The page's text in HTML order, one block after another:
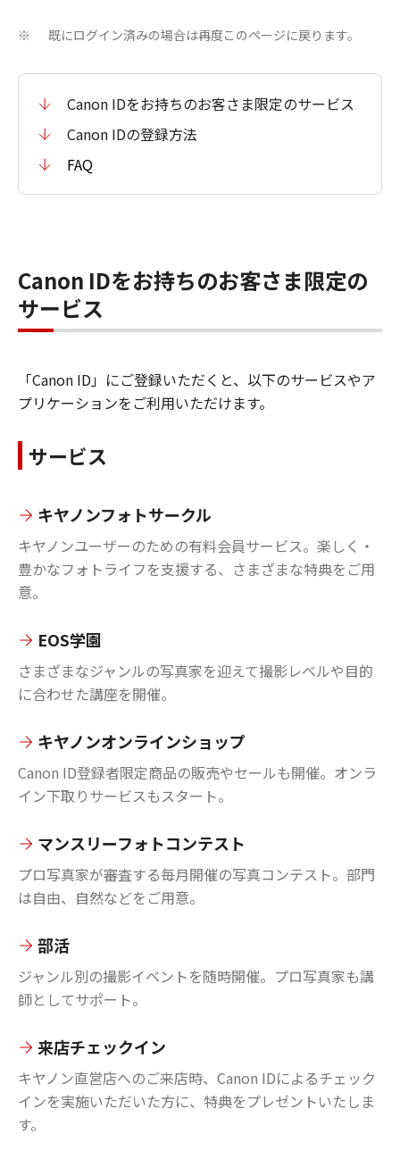
※ 既にログイン済みの場合は再度このページに戻ります。
Canon IDをお持ちのお客さま限定のサービス
Canon IDの登録方法
FAQ
Canon IDをお持ちのお客さま限定の
サービス
「Canon ID」にご登録いただくと、以下のサービスやア
プリケーションをご利用いただけます。
サービス
キヤノンフォトサークル
キヤノンユーザーのための有料会員サービス。楽しく・
豊かなフォトライフを支援する、さまざまな特典をご用
意。
EOS学園
さまざまなジャンルの写真家を迎えて撮影レベルや目的
に合わせた講座を開催。
キヤノンオンラインショップ
Canon ID登録者限定商品の販売やセールも開催。オンラ
イン下取りサービスもスタート。
マンスリーフォトコンテスト
プロ写真家が審査する毎月開催の写真コンテスト。部門
は自由、自然などをご用意。
部活
ジャンル別の撮影イベントを随時開催。プロ写真家も講
師としてサポート。
来店チェックイン
キヤノン直営店へのご来店時、Canon IDによるチェック
インを実施いただいた方に、特典をプレゼントいたしま
す。